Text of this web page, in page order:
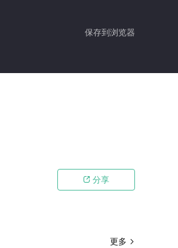
保存到浏览器
 分享
更多 